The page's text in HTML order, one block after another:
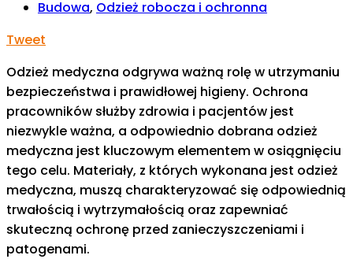
Budowa, Odzież robocza i ochronna
Tweet
Odzież medyczna odgrywa ważną rolę w utrzymaniu
bezpieczeństwa i prawidłowej higieny. Ochrona
pracowników służby zdrowia i pacjentów jest
niezwykle ważna, a odpowiednio dobrana odzież
medyczna jest kluczowym elementem w osiągnięciu
tego celu. Materiały, z których wykonana jest odzież
medyczna, muszą charakteryzować się odpowiednią
trwałością i wytrzymałością oraz zapewniać
skuteczną ochronę przed zanieczyszczeniami i
patogenami.